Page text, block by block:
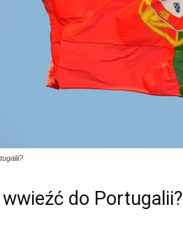
do Portugalii?